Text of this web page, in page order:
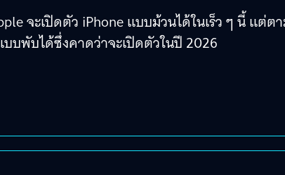
จะเปิดตัว iPhone แบบม้วนได้ในเร็ว ๆ นี้ แต่ต
บพับได้ซึ่งคาดว่าจะเปิดตัวในปี 2026